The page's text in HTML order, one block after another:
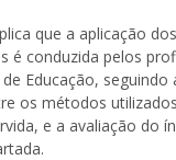
que a aplicação
é conduzida pelos
Educação,
os métodos
e a avaliação do